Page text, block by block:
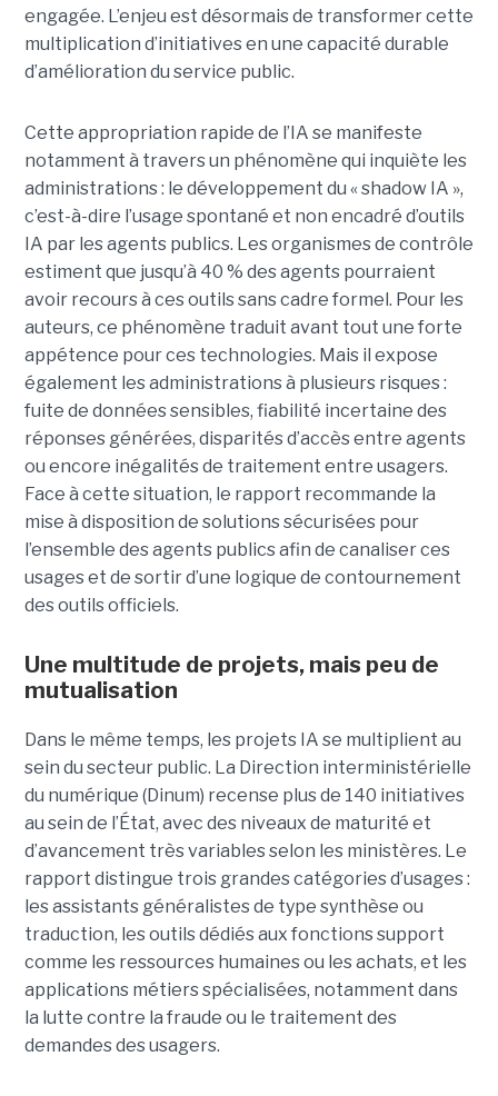
engagée. L’enjeu est désormais de transformer cette
multiplication d’initiatives en une capacité durable
d’amélioration du service public.
Cette appropriation rapide de l’IA se manifeste
notamment à travers un phénomène qui inquiète les
administrations : le développement du « shadow IA »,
c’est-à-dire l’usage spontané et non encadré d’outils
IA par les agents publics. Les organismes de contrôle
estiment que jusqu’à 40 % des agents pourraient
avoir recours à ces outils sans cadre formel. Pour les
auteurs, ce phénomène traduit avant tout une forte
appétence pour ces technologies. Mais il expose
également les administrations à plusieurs risques :
fuite de données sensibles, fiabilité incertaine des
réponses générées, disparités d’accès entre agents
ou encore inégalités de traitement entre usagers.
Face à cette situation, le rapport recommande la
mise à disposition de solutions sécurisées pour
l’ensemble des agents publics afin de canaliser ces
usages et de sortir d’une logique de contournement
des outils officiels.
Une multitude de projets, mais peu de
mutualisation
Dans le même temps, les projets IA se multiplient au
sein du secteur public. La Direction interministérielle
du numérique (Dinum) recense plus de 140 initiatives
au sein de l’État, avec des niveaux de maturité et
d’avancement très variables selon les ministères. Le
rapport distingue trois grandes catégories d’usages :
les assistants généralistes de type synthèse ou
traduction, les outils dédiés aux fonctions support
comme les ressources humaines ou les achats, et les
applications métiers spécialisées, notamment dans
la lutte contre la fraude ou le traitement des
demandes des usagers.